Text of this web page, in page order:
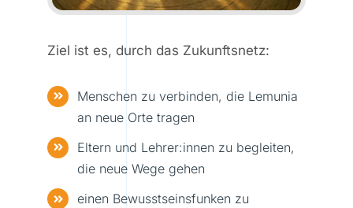
Ziel ist es, durch das Zukunftsnetz:
Menschen zu verbinden, die Lemunia
an neue Orte tragen
Eltern und Lehrer:innen zu begleiten,
die neue Wege gehen
einen Bewusstseinsfunken zu